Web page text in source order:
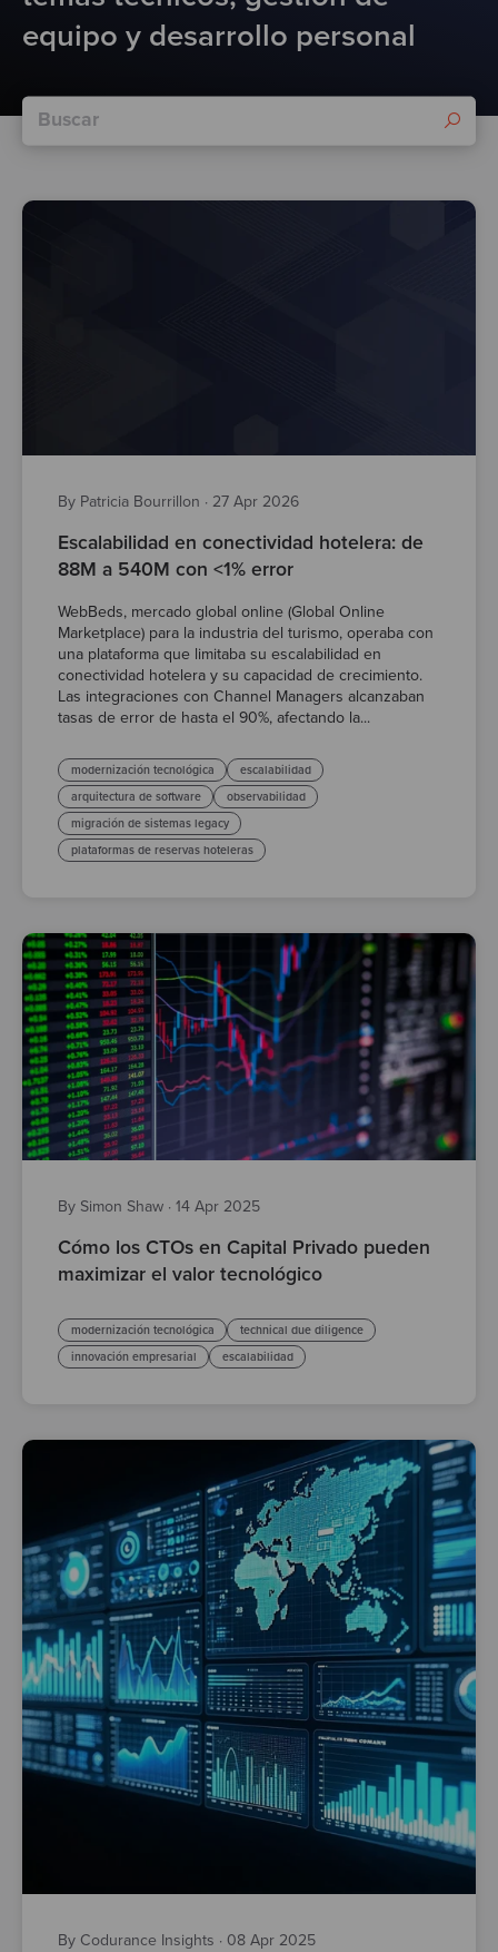
equipo y desarrollo personal
By Patricia Bourrillon · 27 Apr 2026
Escalabilidad en conectividad hotelera: de
88M a 540M con <1% error
WebBeds, mercado global online (Global Online
Marketplace) para la industria del turismo, operaba con
una plataforma que limitaba su escalabilidad en
conectividad hotelera y su capacidad de crecimiento.
Las integraciones con Channel Managers alcanzaban
tasas de error de hasta el 90%, afectando la...
modernización tecnológica
escalabilidad
arquitectura de software
observabilidad
migración de sistemas legacy
plataformas de reservas hoteleras
By Simon Shaw · 14 Apr 2025
Cómo los CTOs en Capital Privado pueden
maximizar el valor tecnológico
modernización tecnológica
technical due diligence
innovación empresarial
escalabilidad
By Codurance Insights · 08 Apr 2025